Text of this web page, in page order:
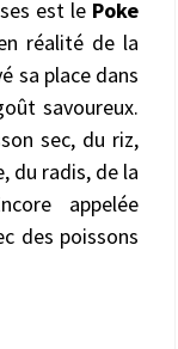
est le Poke
réalité de la
sa place dans
savoureux.
sec, du riz,
du radis, de la
appelée
des poissons